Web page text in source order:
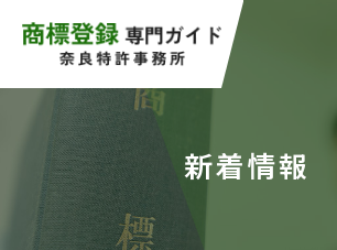
新着情報